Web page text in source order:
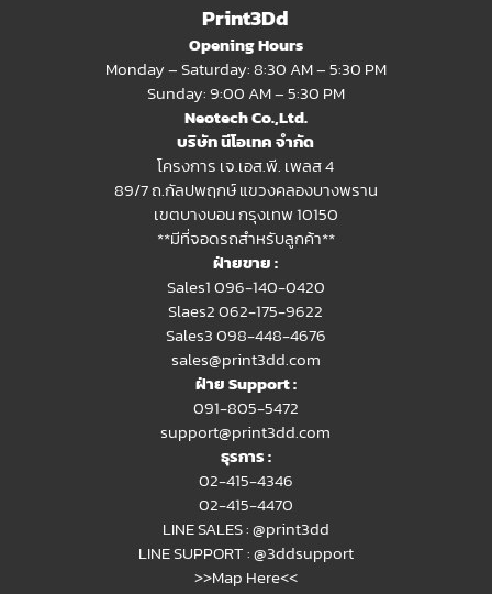
Print3Dd
Opening Hours
Monday – Saturday: 8:30 AM – 5:30 PM
Sunday: 9:00 AM – 5:30 PM
Neotech Co.,Ltd.
บริษัท นีโอเทค จำกัด
โครงการ เจ.เอส.พี. เพลส 4
89/7 ถ.กัลปพฤกษ์ แขวงคลองบางพราน
เขตบางบอน กรุงเทพ 10150
**มีที่จอดรถสำหรับลูกค้า**
ฝ่ายขาย :
Sales1 096-140-0420
Slaes2062-175-9622
Sales3 098-448-4676
sales@print3dd.com
ฝ่าย Support :
091-805-5472
support@print3dd.com
ธุรการ :
02-415-4346
02-415-4470
LINE SALES :@print3dd
LINE SUPPORT :@3ddsupport
>>Map Here<<